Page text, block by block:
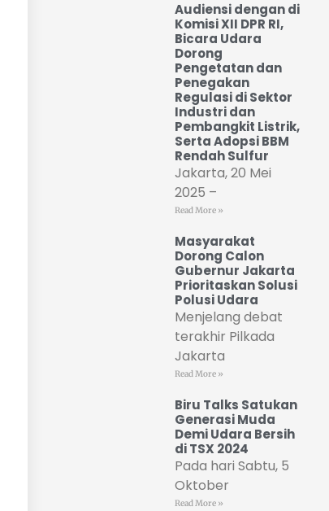
Audiensi dengan di
Komisi XII DPR RI,
Bicara Udara
Dorong
Pengetatan dan
Penegakan
Regulasi di Sektor
Industri dan
Pembangkit Listrik,
Serta Adopsi BBM
Rendah Sulfur
Jakarta, 20 Mei
2025 –
Read More »
Masyarakat
Dorong Calon
Gubernur Jakarta
Prioritaskan Solusi
Polusi Udara
Menjelang debat
terakhir Pilkada
Jakarta
Read More »
Biru Talks Satukan
Generasi Muda
Demi Udara Bersih
di TSX 2024
Pada hari Sabtu, 5
Oktober
Read More »